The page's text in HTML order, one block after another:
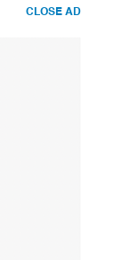
CLOSE AD